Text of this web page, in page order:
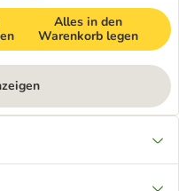
Alles in den
Warenkorb legen